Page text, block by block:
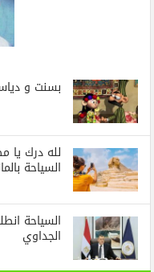
بسنت و
لله درك يا
السياحة
السياحة
الجداوي